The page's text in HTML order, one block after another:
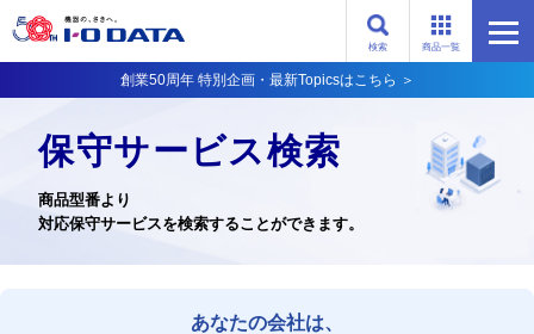
商品一覧
検索
創業50周年 特別企画・最新Topicsはこちら ＞
保守サービス検索
商品型番より
対応保守サービスを検索することができます。
あなたの会社は、